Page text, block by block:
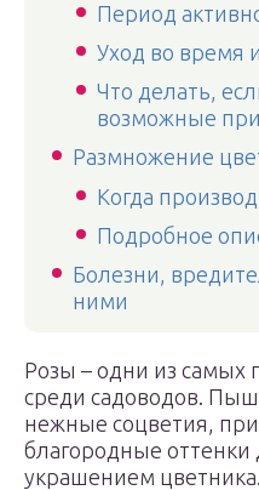
Период
Уход во время
Что делать,
возможные
Размножение
Когда
Подробное
Болезни,
ними
Розы – одни из самых
среди садоводов.
нежные соцветия,
благородные
украшением